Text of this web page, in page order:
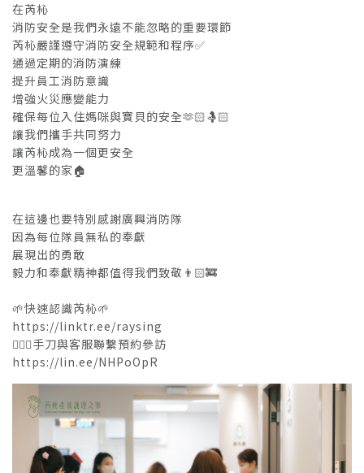
在芮杺
消防安全是我們永遠不能忽略的重要環節
芮杺嚴謹遵守消防安全規範和程序✅
通過定期的消防演練
提升員工消防意識
增強火災應變能力
確保每位入住媽咪與寶貝的安全🫶🏻🤱🏻
讓我們攜手共同努力
讓芮杺成為一個更安全
更溫馨的家🏠
在這邊也要特別感謝廣興消防隊
因為每位隊員無私的奉獻
展現出的勇敢
毅力和奉獻精神都值得我們致敬👨🏻‍🚒
🌱快速認識芮杺🌱
https://linktr.ee/raysing
💁🏻‍♀️手刀與客服聯繫預約參訪
https://lin.ee/NHPoOpR